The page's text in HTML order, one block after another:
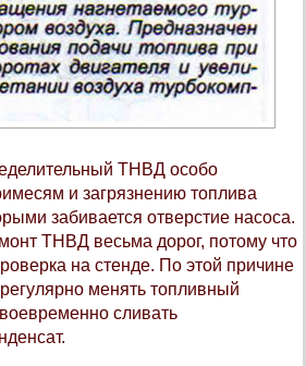
ТНВД особо
и загрязнению топлива
забивается отверстие насоса.
ТНВД весьма дорог, потому что
на стенде. По этой причине
менять топливный
сливать